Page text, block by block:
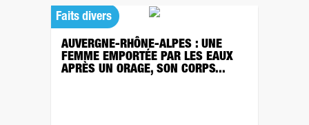
Faits divers
AUVERGNE-RHÔNE-ALPES : UNE
FEMME EMPORTÉE PAR LES EAUX
APRÈS UN ORAGE, SON CORPS...